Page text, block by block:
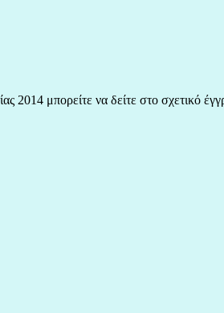
2014 μπορείτε να δείτε στο σχετικό